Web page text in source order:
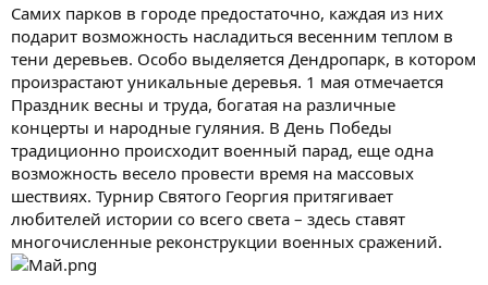
Самих парков в городе предостаточно, каждая из них
подарит возможность насладиться весенним теплом в
тени деревьев. Особо выделяется Дендропарк, в котором
произрастают уникальные деревья. 1 мая отмечается
Праздник весны и труда, богатая на различные
концерты и народные гуляния. В День Победы
традиционно происходит военный парад, еще одна
возможность весело провести время на массовых
шествиях. Турнир Святого Георгия притягивает
любителей истории со всего света – здесь ставят
многочисленные реконструкции военных сражений.